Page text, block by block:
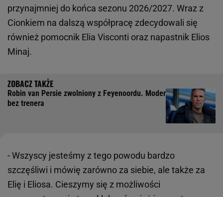
przynajmniej do końca sezonu 2026/2027. Wraz z
Cionkiem na dalszą współpracę zdecydowali się
również pomocnik Elia Visconti oraz napastnik Elios
Minaj.
Robin van Persie zwolniony z Feyenoordu. Moder
bez trenera
- Wszyscy jesteśmy z tego powodu bardzo
szczęśliwi i mówię zarówno za siebie, ale także za
Elię i Eliosa. Cieszymy się z możliwości